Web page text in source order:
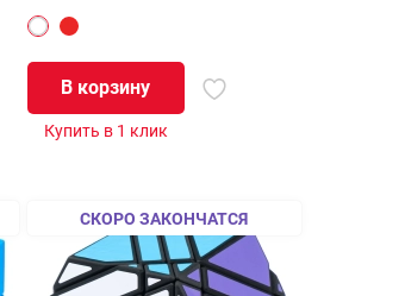
В корзину
Купить в 1 клик
СКОРО ЗАКОНЧАТСЯ